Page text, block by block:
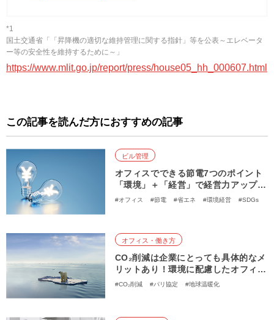
*1
国土交通省「「昇降機の適切な維持管理に関する指針」等を公表～エレベータ
ー等の安全性を維持するために～」
https://www.mlit.go.jp/report/press/house05_hh_000607.html
この記事を読んだ方におすすめの記事
ビル管理
オフィスでできる節電7つのポイント
「環境」＋「経営」で経営力アップを
目指そう
#オフィス #節電 #省エネ #環境経営 #SDGs
オフィス・働き方
CO₂削減は企業にとっても具体的なメ
リットあり！環境に配慮したオフィス
の在り方とは？
#CO₂削減 #パリ協定
#地球温暖化